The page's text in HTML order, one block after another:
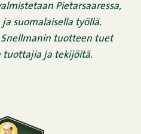
Pietarsaaressa,
suomalaisella työllä.
Snellmanin tuotteen tuet
tuottajia ja tekijöitä.